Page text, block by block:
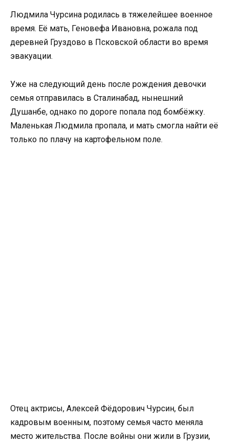
Людмила Чурсина родилась в тяжелейшее военное
время. Её мать, Геновефа Ивановна, рожала под
деревней Груздово в Псковской области во время
эвакуации.
Уже на следующий день после рождения девочки
семья отправилась в Сталинабад, нынешний
Душанбе, однако по дороге попала под бомбёжку.
Маленькая Людмила пропала, и мать смогла найти её
только по плачу на картофельном поле.
Отец актрисы, Алексей Фёдорович Чурсин, был
кадровым военным, поэтому семья часто меняла
место жительства. После войны они жили в Грузии,